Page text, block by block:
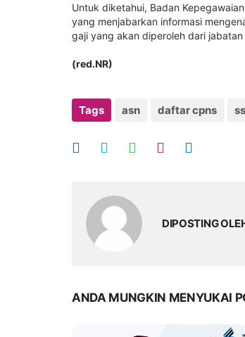
Untuk diketahui, Badan
yang menjabarkan informasi
gaji yang akan diperoleh dari
(red.NR)
Tags asn daftar cpns
DIPOSTING
ANDA MUNGKIN MENYUKAI